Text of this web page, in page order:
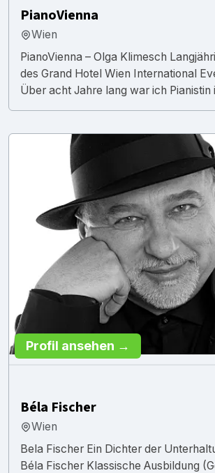
PianoVienna
Wien
PianoVienna – Olga Klimesch
des Grand Hotel Wien International
Über acht Jahre lang war ich Pianistin
Profil ansehen →
Béla Fischer
Wien
Bela Fischer Ein Dichter der
Béla Fischer Klassische Ausbildung